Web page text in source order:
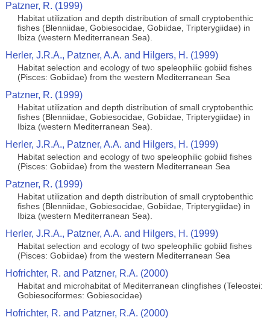
Patzner, R. (1999)
Habitat utilization and depth distribution of small cryptobenthic
fishes (Blenniidae, Gobiesocidae, Gobiidae, Tripterygiidae) in
Ibiza (western Mediterranean Sea).
Herler, J.R.A., Patzner, A.A. and Hilgers, H. (1999)
Habitat selection and ecology of two speleophilic gobiid fishes
(Pisces: Gobiidae) from the western Mediterranean Sea
Patzner, R. (1999)
Habitat utilization and depth distribution of small cryptobenthic
fishes (Blenniidae, Gobiesocidae, Gobiidae, Tripterygiidae) in
Ibiza (western Mediterranean Sea).
Herler, J.R.A., Patzner, A.A. and Hilgers, H. (1999)
Habitat selection and ecology of two speleophilic gobiid fishes
(Pisces: Gobiidae) from the western Mediterranean Sea
Patzner, R. (1999)
Habitat utilization and depth distribution of small cryptobenthic
fishes (Blenniidae, Gobiesocidae, Gobiidae, Tripterygiidae) in
Ibiza (western Mediterranean Sea).
Herler, J.R.A., Patzner, A.A. and Hilgers, H. (1999)
Habitat selection and ecology of two speleophilic gobiid fishes
(Pisces: Gobiidae) from the western Mediterranean Sea
Hofrichter, R. and Patzner, R.A. (2000)
Habitat and microhabitat of Mediterranean clingfishes (Teleostei:
Gobiesociformes: Gobiesocidae)
Hofrichter, R. and Patzner, R.A. (2000)